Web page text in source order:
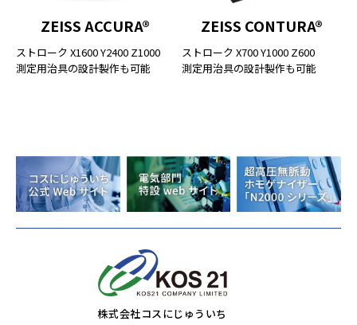
ZEISS ACCURA®
ストローク X1600 Y2400 Z1000
測定用治具の設計製作も可能
ZEISS CONTURA®
ストローク X700 Y1000 Z600
測定用治具の設計製作も可能
株式会社コスにじゅういち